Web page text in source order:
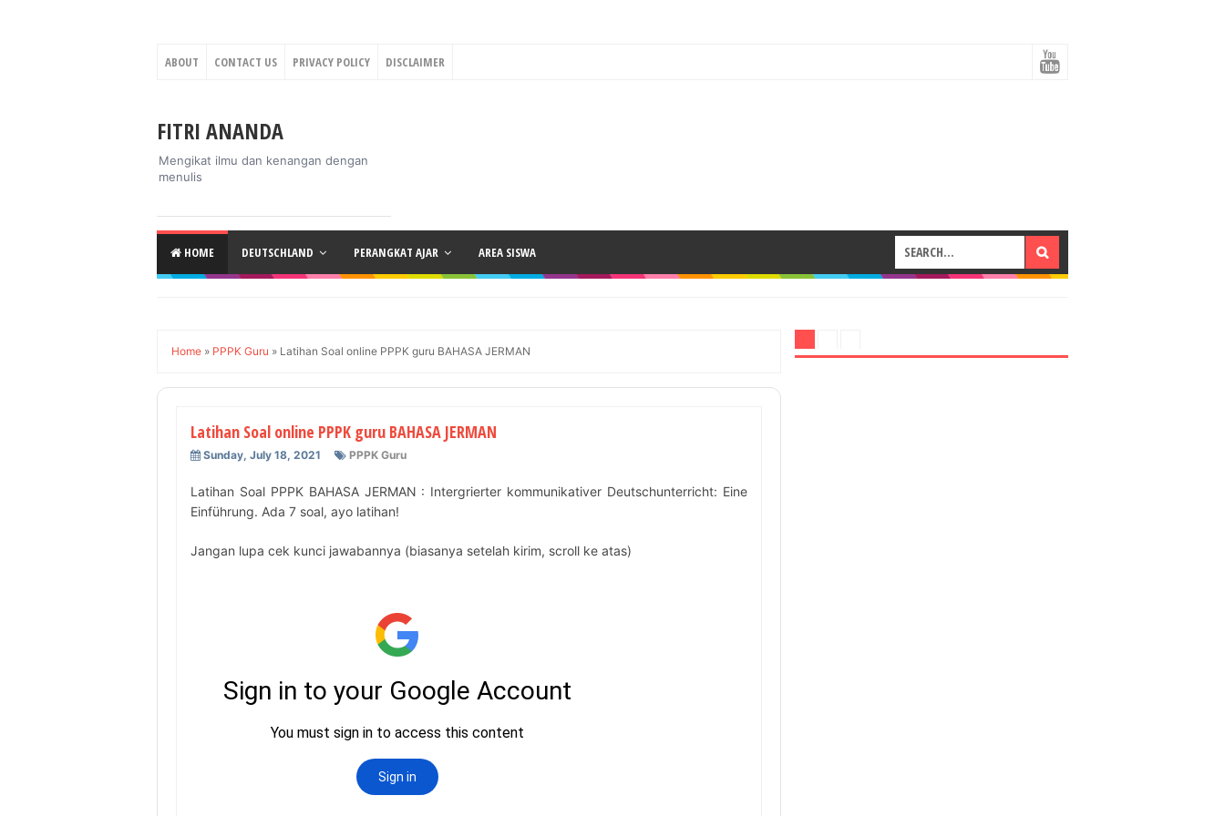
ABOUT CONTACT US PRIVACY POLICY DISCLAIMER
FITRI ANANDA
Mengikat ilmu dan kenangan dengan
menulis
HOME DEUTSCHLAND PERANGKAT AJAR AREA SISWA
Home » PPPK Guru » Latihan Soal online PPPK guru BAHASA JERMAN
Latihan Soal online PPPK guru BAHASA JERMAN
Sunday, July 18, 2021 PPPK Guru
Latihan Soal PPPK BAHASA JERMAN : Intergrierter kommunikativer Deutschunterricht: Eine
Einführung. Ada 7 soal, ayo latihan!
Jangan lupa cek kunci jawabannya (biasanya setelah kirim, scroll ke atas)